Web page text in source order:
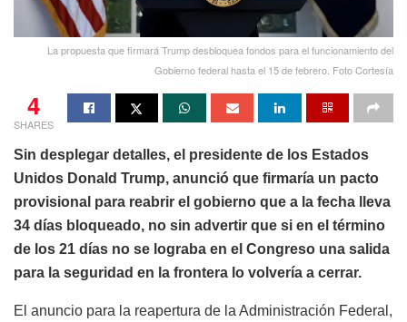
La propuesta que firmará Trump desbloquea fondos para el funcionamiento del
Gobierno federal hasta el 15 de febrero. Foto Cortesía
4
SHARES
Sin desplegar detalles, el presidente de los Estados
Unidos Donald Trump, anunció que firmaría un pacto
provisional para reabrir el gobierno que a la fecha lleva
34 días bloqueado, no sin advertir que si en el término
de los 21 días no se lograba en el Congreso una salida
para la seguridad en la frontera lo volvería a cerrar.
El anuncio para la reapertura de la Administración Federal,